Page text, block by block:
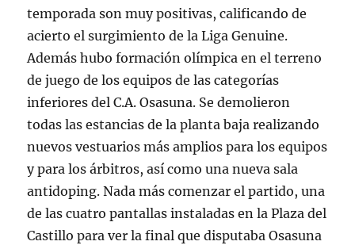
temporada son muy positivas, calificando de
acierto el surgimiento de la Liga Genuine.
Además hubo formación olímpica en el terreno
de juego de los equipos de las categorías
inferiores del C.A. Osasuna. Se demolieron
todas las estancias de la planta baja realizando
nuevos vestuarios más amplios para los equipos
y para los árbitros, así como una nueva sala
antidoping. Nada más comenzar el partido, una
de las cuatro pantallas instaladas en la Plaza del
Castillo para ver la final que disputaba Osasuna